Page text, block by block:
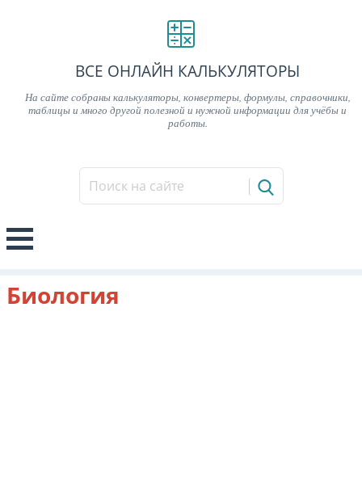
ВСЕ ОНЛАЙН КАЛЬКУЛЯТОРЫ
На сайте собраны калькуляторы, конвертеры, формулы, справочники,
таблицы и много другой полезной и нужной информации для учёбы и
работы.
Биология